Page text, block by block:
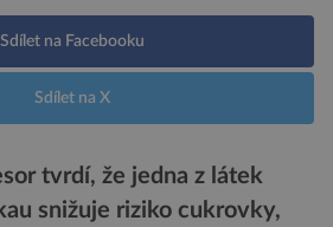
Sdílet na Facebooku
Sdílet na X
tvrdí, že jedna z látek
snižuje riziko cukrovky,